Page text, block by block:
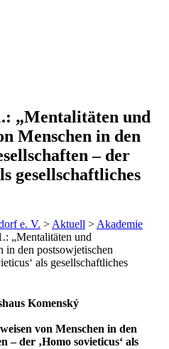
„Mentalitäten und
Menschen in den
– der
gesellschaftliches
e. V. > Aktuell > Akademie
„Mentalitäten und
in den postsowjetischen
als gesellschaftliches
Komenský
von Menschen in den
– der ‚Homo sovieticus‘ als